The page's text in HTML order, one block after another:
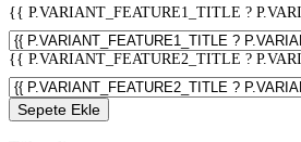
{{ P.VARIANT_FEATURE1_TITLE ?
{{ P.VARIANT_FEATURE2_TITLE ?
Sepete Ekle